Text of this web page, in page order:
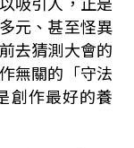
元、甚至怪異
去猜測大會的
無關的「守法
創作最好的養